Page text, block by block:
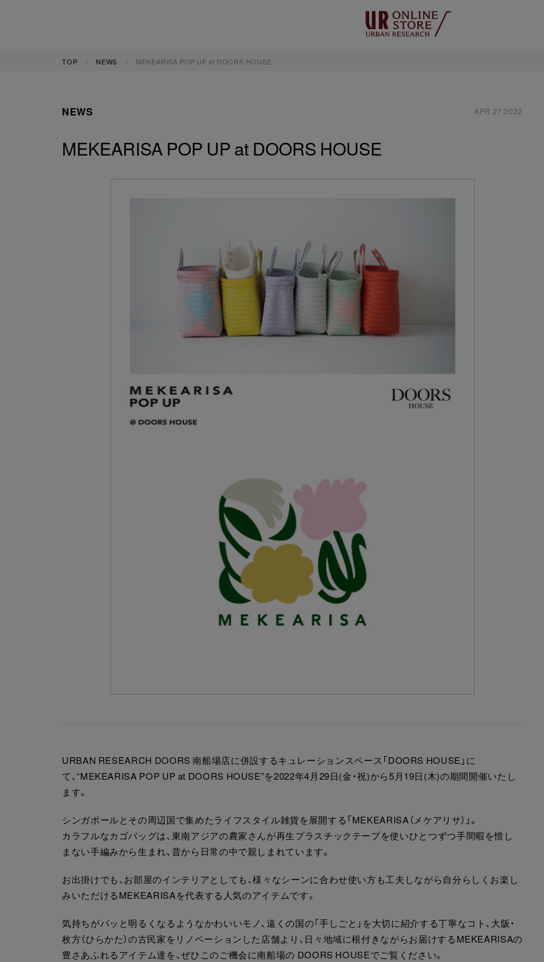
TOP NEWS MEKEARISA POP UP at DOORS HOUSE
NEWS APR 27,2022
MEKEARISA POP UP at DOORS HOUSE
URBAN RESEARCH DOORS 南船場店に併設するキュレーションスペース「DOORS HOUSE」に
て、“MEKEARISA POP UP at DOORS HOUSE”を2022年4月29日(金・祝)から5月19日(木)の期間開催いたし
ます。
シンガポールとその周辺国で集めたライフスタイル雑貨を展開する「MEKEARISA（メケアリサ）」。
カラフルなカゴバッグは、東南アジアの農家さんが再生プラスチックテープを使いひとつずつ手間暇を惜し
まない手編みから生まれ、昔から日常の中で親しまれています。
お出掛けでも、お部屋のインテリアとしても、様々なシーンに合わせ使い方も工夫しながら自分らしくお楽し
みいただけるMEKEARISAを代表する人気のアイテムです。
気持ちがパッと明るくなるようなかわいいモノ、遠くの国の「手しごと」を大切に紹介する丁寧なコト、大阪・
枚方（ひらかた）の古民家をリノベーションした店舗より、日々地域に根付きながらお届けするMEKEARISAの
豊さあふれるアイテム達を、ぜひこのご機会に南船場の DOORS HOUSEでご覧ください。